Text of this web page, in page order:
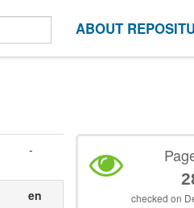
ABOUT
-
en checked on